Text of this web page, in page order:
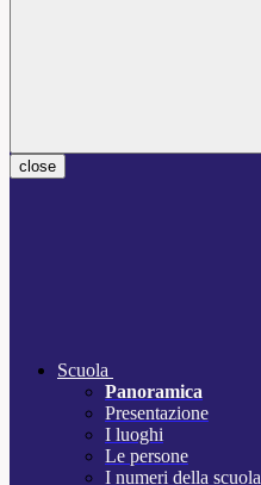
close
Scuola
Panoramica
Presentazione
I luoghi
Le persone
I numeri della scuola